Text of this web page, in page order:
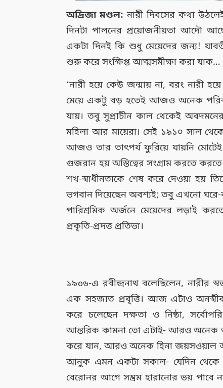
অদ্রিজা মণ্ডল: নারী দিবসের কথা
দিনটা পালনের প্রয়োজনীয়তা আদৌ
একটা দিনই কি শুধু মেয়েদের জন্য!
শুরু করে সংক্ষিপ্ত আত্মসমীক্ষা করা যাক…
‘নারী হয়ে কেউ জন্মায় না, বরং নারী
মেয়ে একটু বড় হতেই আজও অনেক
যায়। তবু সুপ্রাচীন কাল থেকেই অবদমনের
মহিলা আর মায়েরা। সেই ১৯১০ সাল
আজও তার তাৎপর্য ফুরিয়ে যায়নি
গুজরান হয় অস্তিত্বের সংগ্রাম করতে
শখ-স্বাধীনতাকে শেষ করে দেওয়া হয়
ভগবান দিয়েছেন অবশ্যই; তবু এখনো ঘরে-
পারিশ্রমিক অর্জনে মেয়েদের লড়াই
প্রকৃতি-প্রদত্ত প্রতিভা।
১৯৩৬-এ রবীন্দ্রনাথ বলেছিলেন, নারীর
এক সহজাত প্রবৃত্তি। আজ এটাও
করে চলেছেন দক্ষতা ও নিষ্ঠা,
আন্তরিক কামনা তো এটাই- আরও অনেক
করে যান, আরও অনেক হিনা জয়সওয়াল
আনুক এমন একটা সকাল- যেদিন
বেরোনর আগে সম্ভ্রম হারানোর ভয় পাবে